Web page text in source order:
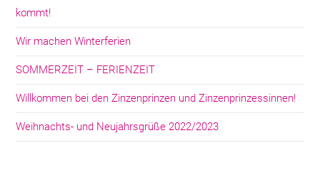
kommt!
Wir machen Winterferien
SOMMERZEIT – FERIENZEIT
Willkommen bei den Zinzenprinzen und Zinzenprinzessinnen!
Weihnachts- und Neujahrsgrüße 2022/2023